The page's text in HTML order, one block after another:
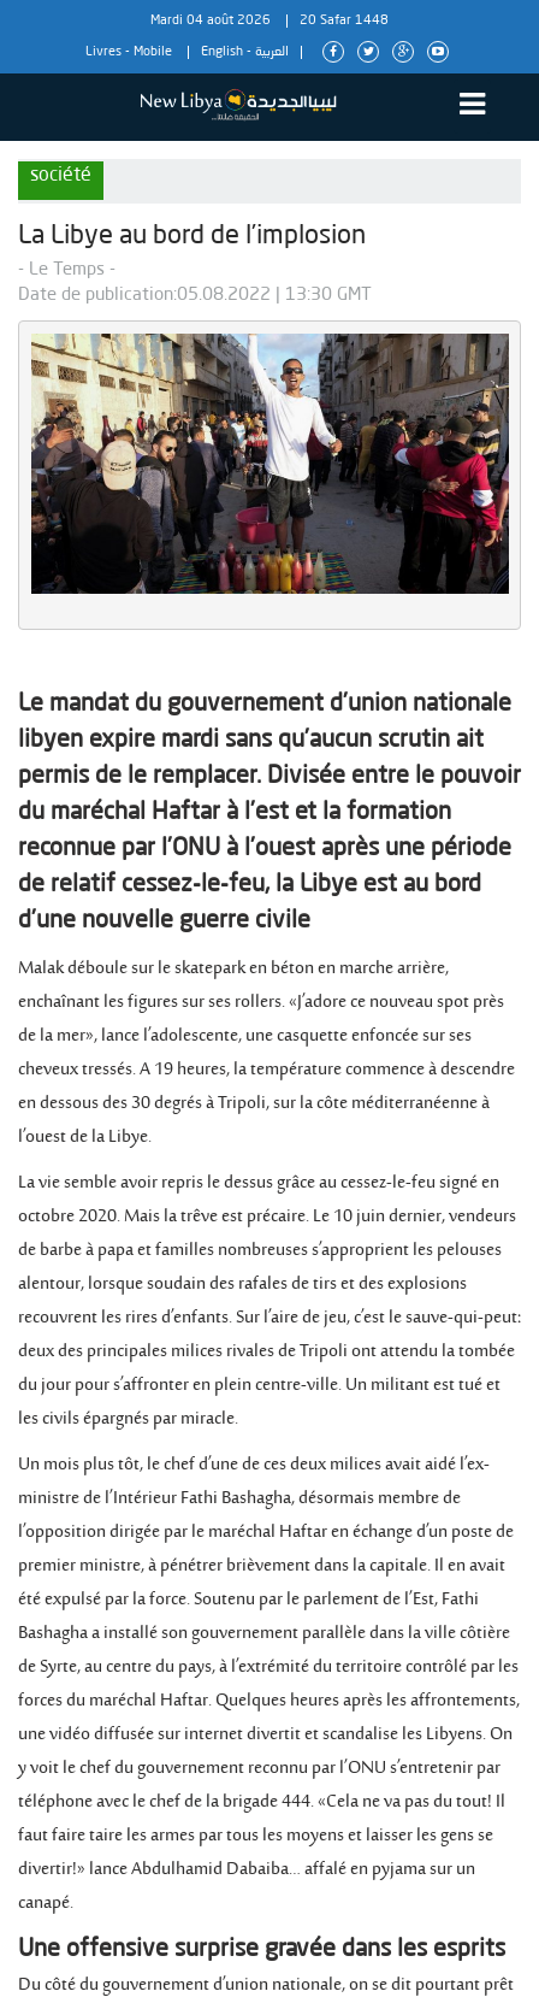
Mardi 04 août 2026 20 Safar 1448
Livres - Mobile English - العربية
société
La Libye au bord de l’implosion
- Le Temps -
Date de publication:05.08.2022 | 13:30 GMT
Le mandat du gouvernement d’union nationale
libyen expire mardi sans qu’aucun scrutin ait
permis de le remplacer. Divisée entre le pouvoir
du maréchal Haftar à l’est et la formation
reconnue par l’ONU à l’ouest après une période
de relatif cessez-le-feu, la Libye est au bord
d’une nouvelle guerre civile
Malak déboule sur le skatepark en béton en marche arrière,
enchaînant les figures sur ses rollers. «J’adore ce nouveau spot près
de la mer», lance l’adolescente, une casquette enfoncée sur ses
cheveux tressés. A 19 heures, la température commence à descendre
en dessous des 30 degrés à Tripoli, sur la côte méditerranéenne à
l’ouest de la Libye.
La vie semble avoir repris le dessus grâce au cessez-le-feu signé en
octobre 2020. Mais la trêve est précaire. Le 10 juin dernier, vendeurs
de barbe à papa et familles nombreuses s’approprient les pelouses
alentour, lorsque soudain des rafales de tirs et des explosions
recouvrent les rires d’enfants. Sur l’aire de jeu, c’est le sauve-qui-peut:
deux des principales milices rivales de Tripoli ont attendu la tombée
du jour pour s’affronter en plein centre-ville. Un militant est tué et
les civils épargnés par miracle.
Un mois plus tôt, le chef d’une de ces deux milices avait aidé l’ex-
ministre de l’Intérieur Fathi Bashagha, désormais membre de
l’opposition dirigée par le maréchal Haftar en échange d’un poste de
premier ministre, à pénétrer brièvement dans la capitale. Il en avait
été expulsé par la force. Soutenu par le parlement de l’Est, Fathi
Bashagha a installé son gouvernement parallèle dans la ville côtière
de Syrte, au centre du pays, à l’extrémité du territoire contrôlé par les
forces du maréchal Haftar. Quelques heures après les affrontements,
une vidéo diffusée sur internet divertit et scandalise les Libyens. On
y voit le chef du gouvernement reconnu par l’ONU s’entretenir par
téléphone avec le chef de la brigade 444. «Cela ne va pas du tout! Il
faut faire taire les armes par tous les moyens et laisser les gens se
divertir!» lance Abdulhamid Dabaiba… affalé en pyjama sur un
canapé.
Une offensive surprise gravée dans les esprits
Du côté du gouvernement d’union nationale, on se dit pourtant prêt